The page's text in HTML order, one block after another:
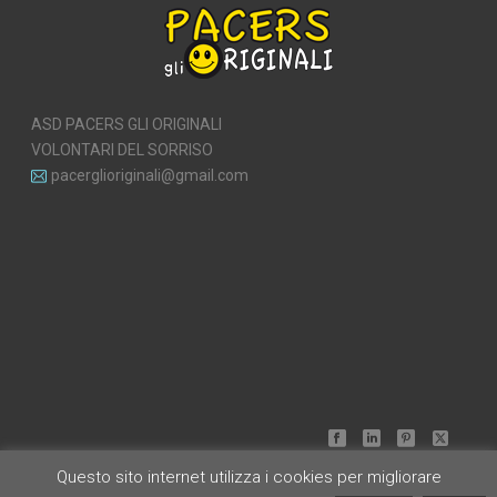
ASD PACERS GLI ORIGINALI
VOLONTARI DEL SORRISO
pacerglioriginali@gmail.com
Questo sito internet utilizza i cookies per migliorare